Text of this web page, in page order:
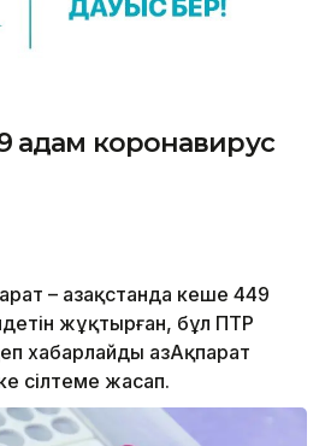
адам коронавирус
– Қазақстанда кеше 449
жұқтырған, бұл ПТР
хабарлайды ҚазАқпарат
сілтеме жасап.